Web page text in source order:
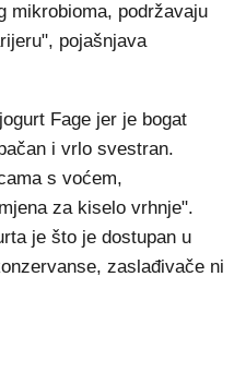
mikrobioma, podržavaju
pojašnjava
Fage jer je bogat
i vrlo svestran.
s voćem,
za kiselo vrhnje".
je što je dostupan u
zaslađivače ni